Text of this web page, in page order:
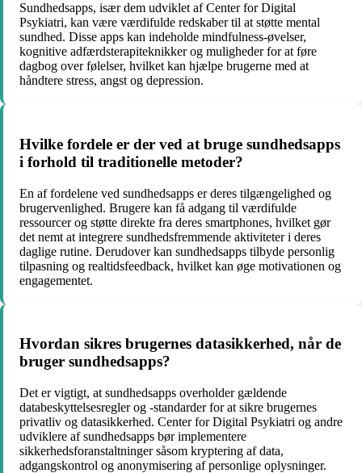
Sundhedsapps, især dem udviklet af Center for Digital
Psykiatri, kan være værdifulde redskaber til at støtte mental
sundhed. Disse apps kan indeholde mindfulness-øvelser,
kognitive adfærdsterapiteknikker og muligheder for at føre
dagbog over følelser, hvilket kan hjælpe brugerne med at
håndtere stress, angst og depression.
Hvilke fordele er der ved at bruge sundhedsapps
i forhold til traditionelle metoder?
En af fordelene ved sundhedsapps er deres tilgængelighed og
brugervenlighed. Brugere kan få adgang til værdifulde
ressourcer og støtte direkte fra deres smartphones, hvilket gør
det nemt at integrere sundhedsfremmende aktiviteter i deres
daglige rutine. Derudover kan sundhedsapps tilbyde personlig
tilpasning og realtidsfeedback, hvilket kan øge motivationen og
engagementet.
Hvordan sikres brugernes datasikkerhed, når de
bruger sundhedsapps?
Det er vigtigt, at sundhedsapps overholder gældende
databeskyttelsesregler og -standarder for at sikre brugernes
privatliv og datasikkerhed. Center for Digital Psykiatri og andre
udviklere af sundhedsapps bør implementere
sikkerhedsforanstaltninger såsom kryptering af data,
adgangskontrol og anonymisering af personlige oplysninger.